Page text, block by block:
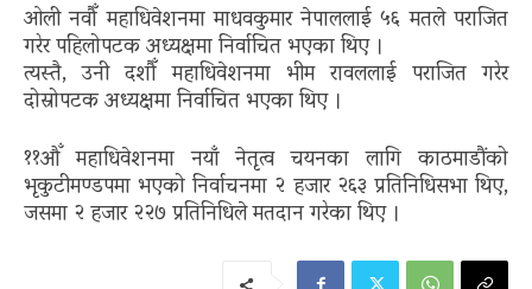
ओली नवौँ महाधिवेशनमा माधवकुमार नेपाललाई ५६ मतले पराजित
गरेर पहिलोपटक अध्यक्षमा निर्वाचित भएका थिए ।
त्यस्तै, उनी दशौँ महाधिवेशनमा भीम रावललाई पराजित गरेर
दोस्रोपटक अध्यक्षमा निर्वाचित भएका थिए ।
११औँ महाधिवेशनमा नयाँ नेतृत्व चयनका लागि काठमाडौंको
भृकुटीमण्डपमा भएको निर्वाचनमा २ हजार २६३ प्रतिनिधिसभा थिए,
जसमा २ हजार २२७ प्रतिनिधिले मतदान गरेका थिए ।